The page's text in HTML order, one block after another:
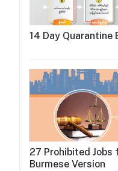
14 Day Quarantine
27 Prohibited Jobs
Burmese Version